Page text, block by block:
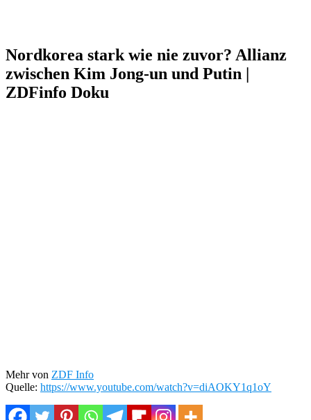
Nordkorea stark wie nie zuvor? Allianz
zwischen Kim Jong-un und Putin |
ZDFinfo Doku
Mehr von ZDF Info
Quelle: https://www.youtube.com/watch?v=diAOKY1q1oY